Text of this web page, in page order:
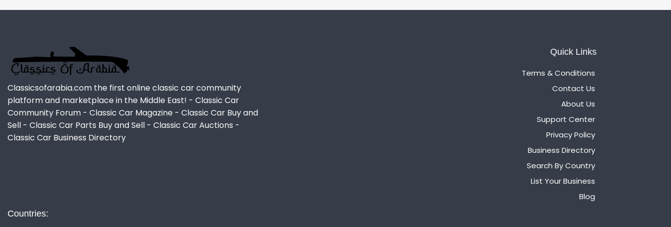
Classicsofarabia.com the first online classic car community
platform and marketplace in the Middle East! - Classic Car
Community Forum - Classic Car Magazine - Classic Car Buy and
Sell - Classic Car Parts Buy and Sell - Classic Car Auctions -
Classic Car Business Directory
Quick Links
Terms & Conditions
Contact Us
About Us
Support Center
Privacy Policy
Business Directory
Search By Country
List Your Business
Blog
Countries: